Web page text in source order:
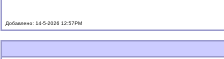
Добавлено: 14-5-2026 12:57PM